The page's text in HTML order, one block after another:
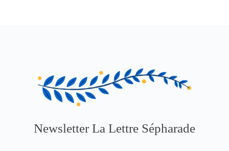
Newsletter La Lettre Sépharade